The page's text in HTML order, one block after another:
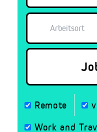
Remote
Work and